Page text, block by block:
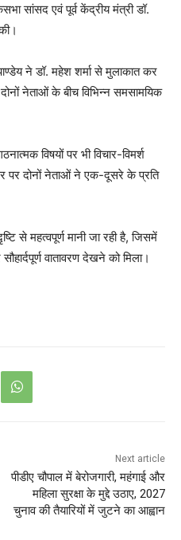
सांसद एवं पूर्व केंद्रीय मंत्री डॉ.
ने डॉ. महेश शर्मा से मुलाकात कर
नेताओं के बीच विभिन्न समसामयिक
विषयों पर भी विचार-विमर्श
पर दोनों नेताओं ने एक-दूसरे के प्रति
से महत्वपूर्ण मानी जा रही है, जिसमें
वातावरण देखने को मिला।
Next article
पीडीए चौपाल में बेरोजगारी, महंगाई और
महिला सुरक्षा के मुद्दे उठाए, 2027
चुनाव की तैयारियों में जुटने का आह्वान